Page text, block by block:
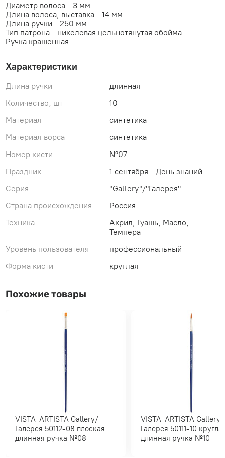
Диаметр волоса - 3 мм
Длина волоса, выставка - 14 мм
Длина ручки - 250 мм
Тип патрона - никелевая цельнотянутая обойма
Ручка крашенная
Характеристики
Длина ручки
длинная
Количество, шт
10
Материал
синтетика
Материал ворса
синтетика
Номер кисти
№07
Праздник
1 сентября - День знаний
Серия
"Gallery"/"Галерея"
Страна происхождения
Россия
Техника
Акрил, Гуашь, Масло,
Темпера
Уровень пользователя
профессиональный
Форма кисти
круглая
Похожие товары
VISTA-ARTISTA Gallery/
Галерея 50112-08 плоская
длинная ручка №08
VISTA-ARTISTA Gallery/
Галерея 50111-10 круглая
длинная ручка №10